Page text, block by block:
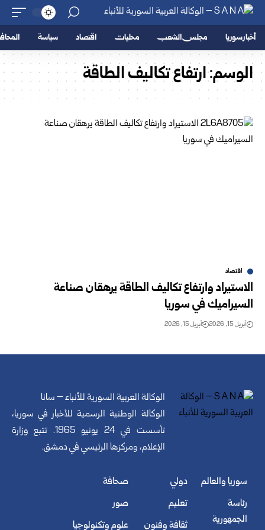
أخبار سوريا مجلس الشعب محليات اقتصاد سياسة
الوسم:ارتفاع تكاليف الطاقة
اقتصاد
الاستيراد وارتفاع تكاليف الطاقة يرهقان صناعة
السيراميك في سوريا
أبريل 15, 2026 أبريل 15, 2026
الوكالة العربية السورية للأنباء – سانا
الوكالة الوطنية الرسمية للأخبار في سوريا،
تأسست في 24 يونيو 1965. تتبع وزارة
الإعلام، ومركزها الرئيسي في دمشق.
سوريا والعالم
رئاسة
الجمهورية
دولي
تعليم
ثقافة وفنون
صحافة
صور
علوم وتكنولوجيا